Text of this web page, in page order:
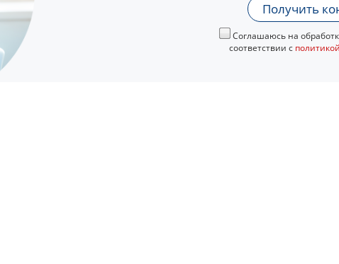
Получить
Соглашаюсь на
соответствии с